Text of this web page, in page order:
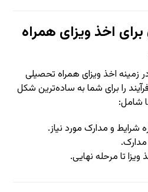
اخذ ویزای همراه
زمینه اخذ ویزای همراه تحصیلی
را برای شما به ساده‌ترین شکل
شامل:
و مدارک مورد نیاز.
ویزا تا مرحله نهایی.